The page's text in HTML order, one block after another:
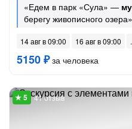
«Едем в парк «Сула» —
берегу живописного озера»
14 авг в 09:00 16 авг в 09:00
5150 ₽за человека
41 отзыв